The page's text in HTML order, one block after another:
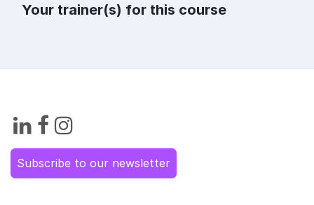
Your trainer(s) for this course
Subscribe to our newsletter